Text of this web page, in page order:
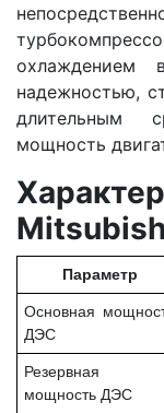
охлаждением
надежностью,
длительным
мощность
Параметр
Основная
ДЭС
Резервная
мощность ДЭС